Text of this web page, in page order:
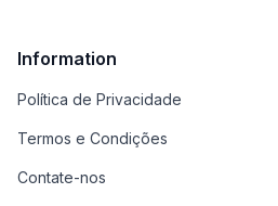
Information
Política de Privacidade
Termos e Condições
Contate-nos